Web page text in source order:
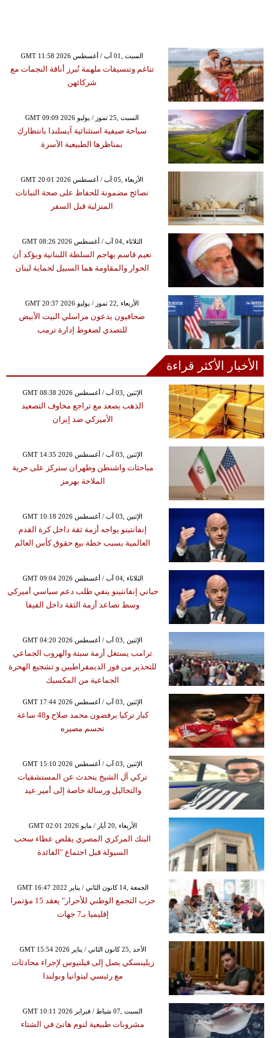
GMT 11:58 2026 السبت ,01 آب / أغسطس
تناغم وتنسيقات ملهمة تُبرز أناقة النجمات مع
شركائهن
GMT 09:09 2026 السبت ,25 تموز / يوليو
سياحة صيفية استثنائية آيسلندا بانتظاركِ
بمناظرها الطبيعية الآسرة
GMT 20:01 2026 الأربعاء ,05 آب / أغسطس
نصائح مضمونة للحفاظ على صحة النباتات
المنزلية قبل السفر
GMT 08:26 2026 الثلاثاء ,04 آب / أغسطس
نعيم قاسم يهاجم السلطة اللبنانية ويؤكد أن
الحوار والمقاومة هما السبيل لحماية لبنان
GMT 20:37 2026 الأربعاء ,22 تموز / يوليو
صحافيون يدعون مراسلي البيت الأبيض
للتصدي لضغوط إدارة ترمب
الأخبار الأكثر قراءة
GMT 08:38 2026 الإثنين ,03 آب / أغسطس
الذهب يصعد مع تراجع مخاوف التصعيد
الأميركي ضد إيران
GMT 14:35 2026 الإثنين ,03 آب / أغسطس
مباحثات واشنطن وطهران ستركز على حرية
الملاحة بهرمز
GMT 10:18 2026 الإثنين ,03 آب / أغسطس
إنفانتينو يواجه أزمة ثقة داخل كرة القدم
العالمية بسبب خطة بيع حقوق كأس العالم
GMT 09:04 2026 الثلاثاء ,04 آب / أغسطس
جياني إنفانتينو ينفي طلب دعم سياسي أميركي
وسط تصاعد أزمة الثقة داخل الفيفا
GMT 04:20 2026 الإثنين ,03 آب / أغسطس
ترامب يستغل أزمة سبتة والهروب الجماعي
للتحذير من فوز الديمقراطيين و تشجيع الهحرة
الجماعية من المكسيك
GMT 17:44 2026 الإثنين ,03 آب / أغسطس
كبار تركيا يرفضون محمد صلاح و48 ساعة
تحسم مصيره
GMT 15:10 2026 الإثنين ,03 آب / أغسطس
تركي آل الشيخ يتحدث عن المستشفيات
والتحاليل ورسالة خاصة إلى أمير عيد
GMT 02:01 2026 الأربعاء ,20 أيار / مايو
البنك المركزي المصري يقلص عطاء سحب
السيولة قبل اجتماع "الفائدة
GMT 16:47 2022 الجمعة ,14 كانون الثاني / يناير
حزب التجمع الوطني للأحرار" يعقد 15 مؤتمرا
إقليميا بـ7 جهات
GMT 15:54 2026 الأحد ,25 كانون الثاني / يناير
زيلينسكي يصل إلى فيلنيوس لإجراء محادثات
مع رئيسي ليتوانيا وبولندا
GMT 10:11 2026 السبت ,07 شباط / فبراير
مشروبات طبيعية لنوم هانئ في الشتاء